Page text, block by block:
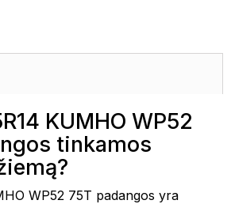
KUMHO WP52
tinkamos
WP52 75T padangos yra